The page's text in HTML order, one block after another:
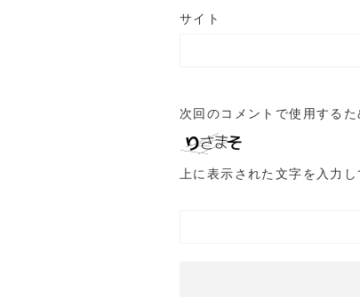
サイト
次回のコメントで使用する
上に表示された文字を入力し